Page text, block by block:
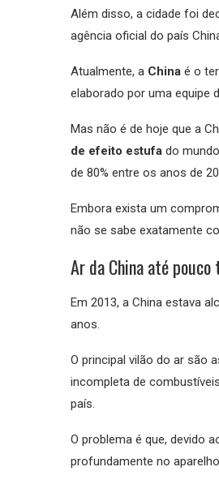
Além disso, a cidade foi
agência oficial do país
Atualmente, a China é o
elaborado por uma equipe
Mas não é de hoje que a
de efeito estufa do
de 80% entre os anos de
Embora exista um
não se sabe exatamente
Ar da China até
Em 2013, a China estava
anos.
O principal vilão do ar são
incompleta de
país.
O problema é que, devido
profundamente no